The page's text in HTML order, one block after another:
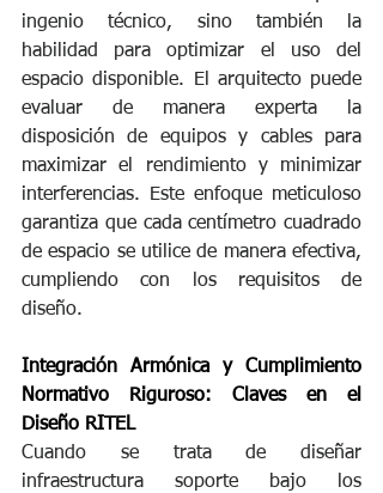
ingenio técnico, sino también la
habilidad para optimizar el uso del
espacio disponible. El arquitecto puede
evaluar de manera experta la
disposición de equipos y cables para
maximizar el rendimiento y minimizar
interferencias. Este enfoque meticuloso
garantiza que cada centímetro cuadrado
de espacio se utilice de manera efectiva,
cumpliendo con los requisitos de
diseño.
Integración Armónica y Cumplimiento
Normativo Riguroso: Claves en el
Diseño RITEL
Cuando se trata de diseñar
infraestructura soporte bajo los